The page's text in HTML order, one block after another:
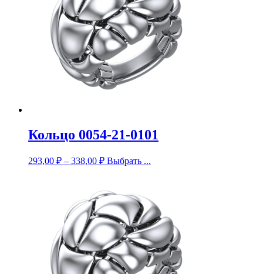
Кольцо 0054-21-0101
293,00 ₽ – 338,00 ₽ Выбрать ...